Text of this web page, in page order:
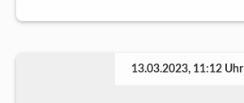
13.03.2023, 11:12 Uhr